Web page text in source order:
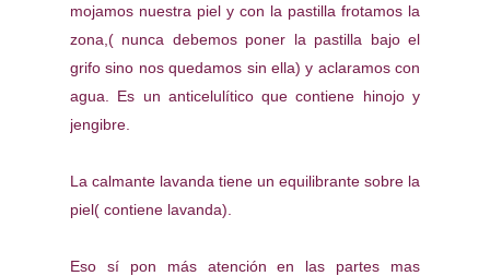
mojamos nuestra piel y con la pastilla frotamos la
zona,( nunca debemos poner la pastilla bajo el
grifo sino nos quedamos sin ella) y aclaramos con
agua. Es un anticelulítico que contiene hinojo y
jengibre.
La calmante lavanda tiene un equilibrante sobre la
piel( contiene lavanda).
Eso sí pon más atención en las partes mas